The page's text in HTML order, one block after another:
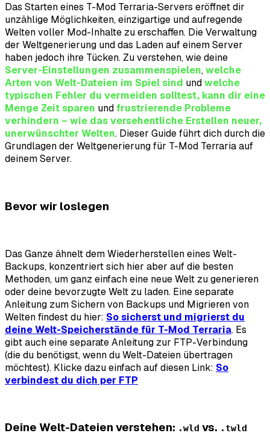
Das Starten eines T-Mod Terraria-Servers eröffnet dir
unzählige Möglichkeiten, einzigartige und aufregende
Welten voller Mod-Inhalte zu erschaffen. Die Verwaltung
der Weltgenerierung und das Laden auf einem Server
haben jedoch ihre Tücken. Zu verstehen, wie deine
Server-Einstellungen zusammenspielen,welche
Arten von Welt-Dateien im Spiel sind undwelche
typischen Fehler du vermeiden solltest, kann dir eine
Menge Zeit sparen und frustrierende Probleme
verhindern – wie das versehentliche Erstellen neuer,
unerwünschter Welten. Dieser Guide führt dich durch die
Grundlagen der Weltgenerierung für T-Mod Terraria auf
deinem Server.
Bevor wir loslegen
Das Ganze ähnelt dem Wiederherstellen eines Welt-
Backups, konzentriert sich hier aber auf die besten
Methoden, um ganz einfach eine neue Welt zu generieren
oder deine bevorzugte Welt zu laden. Eine separate
Anleitung zum Sichern von Backups und Migrieren von
Welten findest du hier: So sicherst und migrierst du
deine Welt-Speicherstände für T-Mod Terraria. Es
gibt auch eine separate Anleitung zur FTP-Verbindung
(die du benötigst, wenn du Welt-Dateien übertragen
möchtest). Klicke dazu einfach auf diesen Link: So
verbindest du dich per FTP
Deine Welt-Dateien verstehen: .wld vs. .twld